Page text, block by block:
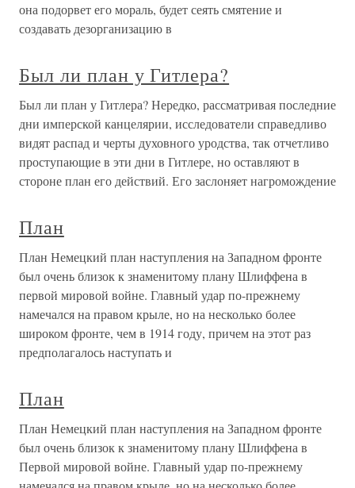
она подорвет его мораль, будет сеять смятение и
создавать дезорганизацию в
Был ли план у Гитлера?
Был ли план у Гитлера? Нередко, рассматривая последние
дни имперской канцелярии, исследователи справедливо
видят распад и черты духовного уродства, так отчетливо
проступающие в эти дни в Гитлере, но оставляют в
стороне план его действий. Его заслоняет нагромождение
План
План Немецкий план наступления на Западном фронте
был очень близок к знаменитому плану Шлиффена в
первой мировой войне. Главный удар по-прежнему
намечался на правом крыле, но на несколько более
широком фронте, чем в 1914 году, причем на этот раз
предполагалось наступать и
План
План Немецкий план наступления на Западном фронте
был очень близок к знаменитому плану Шлиффена в
Первой мировой войне. Главный удар по-прежнему